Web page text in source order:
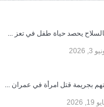
يحصد حياة طفل في تعز ...
3, 2026
بجريمة قتل امرأة في عمران ...
2026